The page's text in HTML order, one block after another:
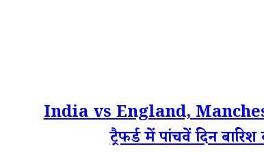
India vs England,
ट्रैफर्ड में पांचवें दिन